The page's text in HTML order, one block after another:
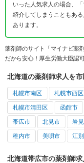
いった人気求人の場合、
紹介してしまうこともあ
あります。
薬剤師のサイト「マイナビ薬
だから安心！厚生労働大臣認
北海道の薬剤師求人を
札幌市南区 札幌市西区
札幌市清田区 函館市
帯広市 北見市 岩
稚内市 美唄市 江
北海道帯広市の薬剤師